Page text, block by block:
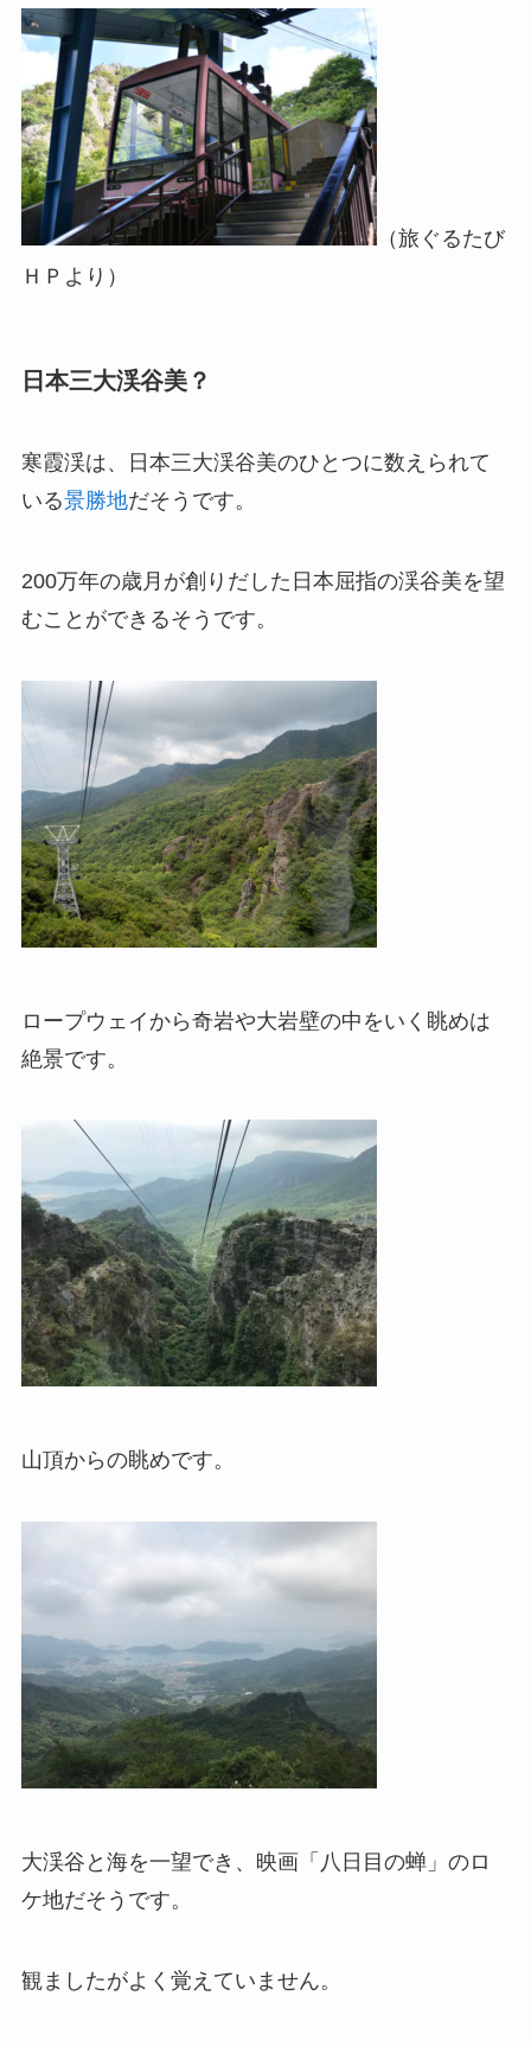
（旅ぐるたび
ＨＰより）
日本三大渓谷美？
寒霞渓は、日本三大渓谷美のひとつに数えられて
いる景勝地だそうです。
200万年の歳月が創りだした日本屈指の渓谷美を望
むことができるそうです。
ロープウェイから奇岩や大岩壁の中をいく眺めは
絶景です。
山頂からの眺めです。
大渓谷と海を一望でき、映画「八日目の蝉」のロ
ケ地だそうです。
観ましたがよく覚えていません。